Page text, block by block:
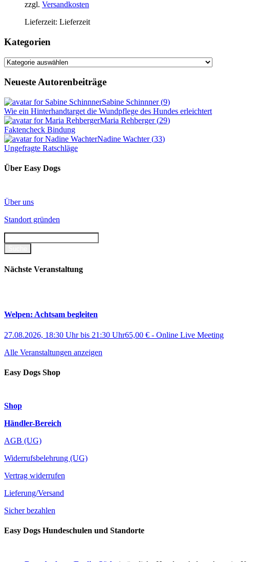
zzgl. Versandkosten
Lieferzeit: Lieferzeit
Kategorien
Kategorien
Neueste Autorenbeiträge
Sabine Schinnner(9)
Wie ein Hinterhandtarget die Wundpflege des Hundes erleichtert
Maria Rehberger(29)
Faktencheck Bindung
Nadine Wachter(33)
Ungefragte Ratschläge
Über Easy Dogs
Über uns
Standort gründen
Nächste Veranstaltung
Welpen: Achtsam begleiten
27.08.2026, 18:30 Uhrbis 21:30 Uhr65,00 € - Online Live Meeting
Alle Veranstaltungen anzeigen
Easy Dogs Shop
Shop
Händler-Bereich
AGB (UG)
Widerrufsbelehrung (UG)
Vertrag widerrufen
Lieferung/Versand
Sicher bezahlen
Easy Dogs Hundeschulen und Standorte